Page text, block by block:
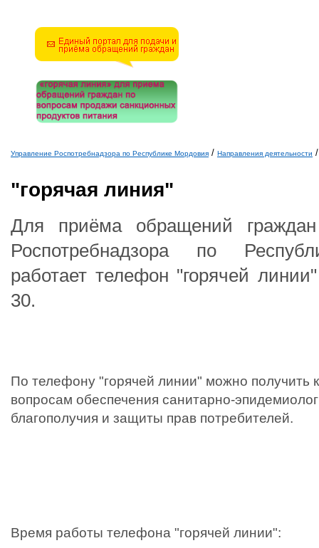
Управление Роспотребнадзора по Республике Мордовия / Направления деятельности /
"горячая линия"
Для приёма обращений
Роспотребнадзора по
работает телефон "горячей
30.
По телефону "горячей линии" можно получить
вопросам обеспечения санитарно-
благополучия и защиты прав потребителей.
Время работы телефона "горячей линии":